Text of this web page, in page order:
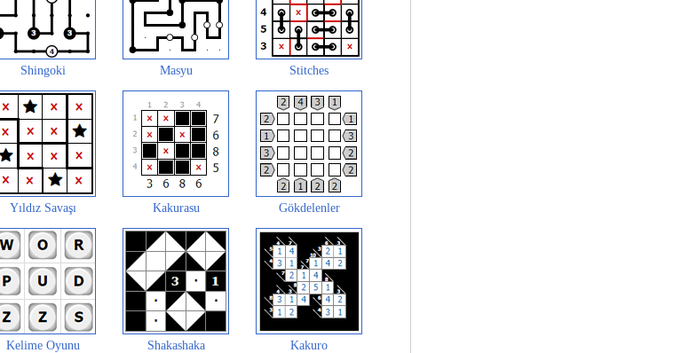
Shingoki Masyu Stitches
Yıldız Savaşı Kakurasu Gökdelenler
Kelime Oyunu Shakashaka Kakuro